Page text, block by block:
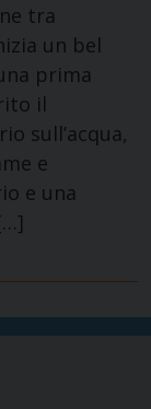
tra
un bel
prima
il
sull’acqua,
e
e una